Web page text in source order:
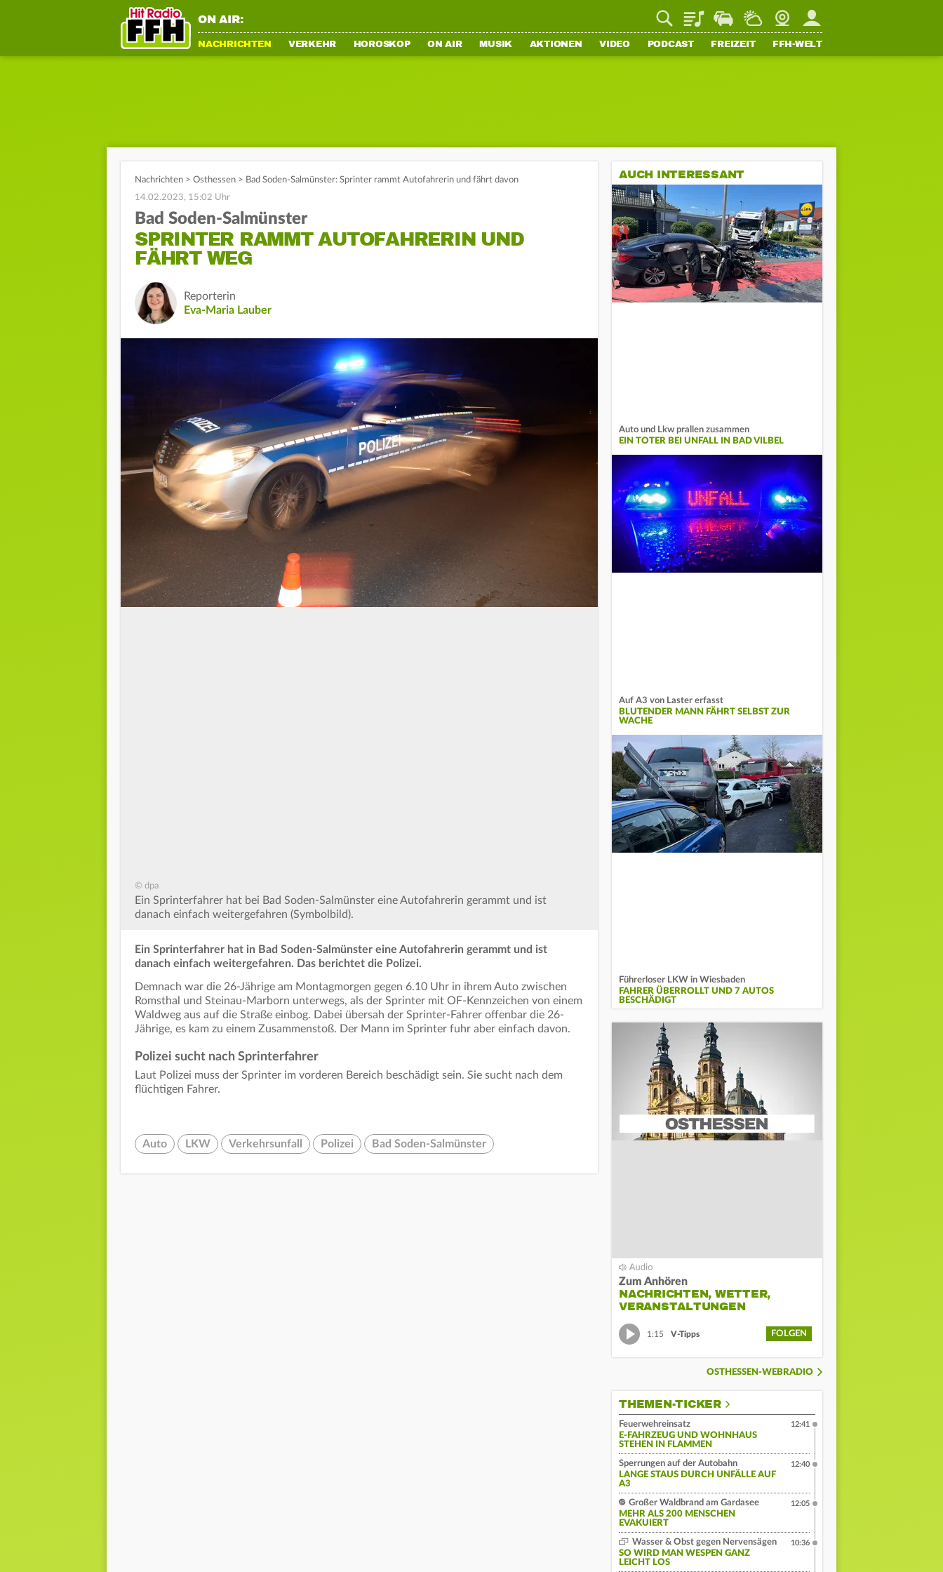
ON AIR: PlaylistStaupilotWetterWebcamMein FFH
NACHRICHTEN VERKEHR HOROSKOP ON AIR MUSIK AKTIONEN VIDEO PODCAST FREIZEIT FFH-WELT
Nachrichten > Osthessen > Bad Soden-Salmünster: Sprinter rammt Autofahrerin und fährt davon
14.02.2023, 15:02 Uhr
Bad Soden-Salmünster
SPRINTER RAMMT AUTOFAHRERIN UND
FÄHRT WEG
Reporterin
Eva-Maria Lauber
© dpa
Ein Sprinterfahrer hat bei Bad Soden-Salmünster eine Autofahrerin gerammt und ist
danach einfach weitergefahren (Symbolbild).
Ein Sprinterfahrer hat in Bad Soden-Salmünster eine Autofahrerin gerammt und ist
danach einfach weitergefahren. Das berichtet die Polizei.
Demnach war die 26-Jährige am Montagmorgen gegen 6.10 Uhr in ihrem Auto zwischen
Romsthal und Steinau-Marborn unterwegs, als der Sprinter mit OF-Kennzeichen von einem
Waldweg aus auf die Straße einbog. Dabei übersah der Sprinter-Fahrer offenbar die 26-
Jährige, es kam zu einem Zusammenstoß. Der Mann im Sprinter fuhr aber einfach davon.
Polizei sucht nach Sprinterfahrer
Laut Polizei muss der Sprinter im vorderen Bereich beschädigt sein. Sie sucht nach dem
flüchtigen Fahrer.
Auto LKW Verkehrsunfall Polizei Bad Soden-Salmünster
AUCH INTERESSANT
Auto und Lkw prallen zusammen
EIN TOTER BEI UNFALL IN BAD VILBEL
Auf A3 von Laster erfasst
BLUTENDER MANN FÄHRT SELBST ZUR
WACHE
Führerloser LKW in Wiesbaden
FAHRER ÜBERROLLT UND 7 AUTOS
BESCHÄDIGT
Zum Anhören
NACHRICHTEN, WETTER,
VERANSTALTUNGEN
1:15 V-Tipps FOLGEN
OSTHESSEN-WEBRADIO
THEMEN-TICKER
Feuerwehreinsatz
E-FAHRZEUG UND WOHNHAUS
STEHEN IN FLAMMEN
12:41
Sperrungen auf der Autobahn
LANGE STAUS DURCH UNFÄLLE AUF
A3
12:40
Großer Waldbrand am Gardasee
MEHR ALS 200 MENSCHEN
EVAKUIERT
12:05
Wasser & Obst gegen Nervensägen
SO WIRD MAN WESPEN GANZ
LEICHT LOS
10:36